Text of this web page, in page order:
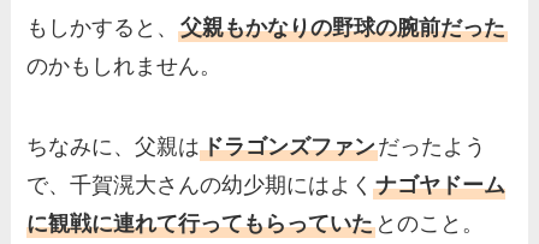
もしかすると、父親もかなりの野球の腕前だった
のかもしれません。
ちなみに、父親はドラゴンズファンだったよう
で、千賀滉大さんの幼少期にはよくナゴヤドーム
に観戦に連れて行ってもらっていた とのこと。